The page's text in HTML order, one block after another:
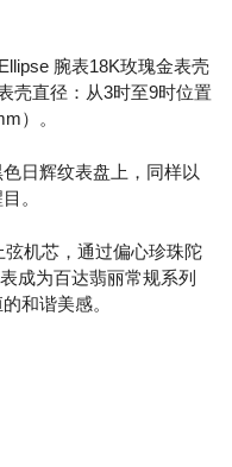
腕表18K玫瑰金表壳
壳直径：从3时至9时位置
）。
日辉纹表盘上，同样以
。
机芯，通过偏心珍珠陀
成为百达翡丽常规系列
和谐美感。